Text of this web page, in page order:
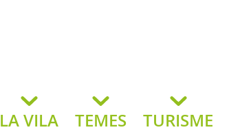
de Llavaneres
LA VILA TEMES TURISME